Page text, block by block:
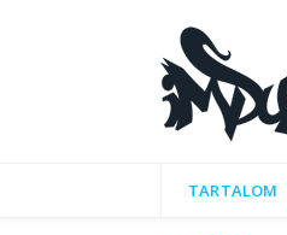
TARTALOM
KRITIKA